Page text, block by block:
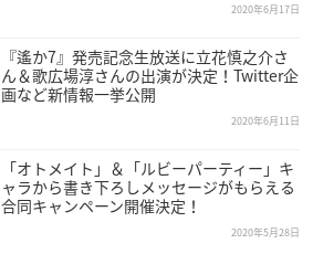
2020年6月17日
『遙か7』発売記念生放送に立花慎之介さ
ん＆歌広場淳さんの出演が決定！Twitter企
画など新情報一挙公開
2020年6月11日
「オトメイト」＆「ルビーパーティー」キ
ャラから書き下ろしメッセージがもらえる
合同キャンペーン開催決定！
2020年5月28日